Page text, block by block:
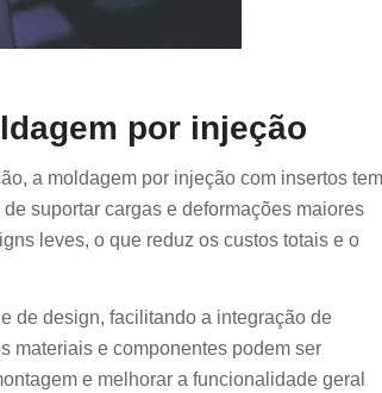
por injeção
a moldagem por injeção com insertos tem
suportar cargas e deformações maiores
leves, o que reduz os custos totais e o
de design, facilitando a integração de
materiais e componentes podem ser
e melhorar a funcionalidade geral